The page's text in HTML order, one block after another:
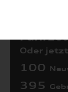
Oder
100
395